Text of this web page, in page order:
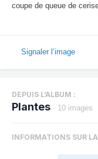
coupe de queue de
Signaler l’image
DEPUIS L’ALBUM :
Plantes · 10 images
INFORMATIONS SUR